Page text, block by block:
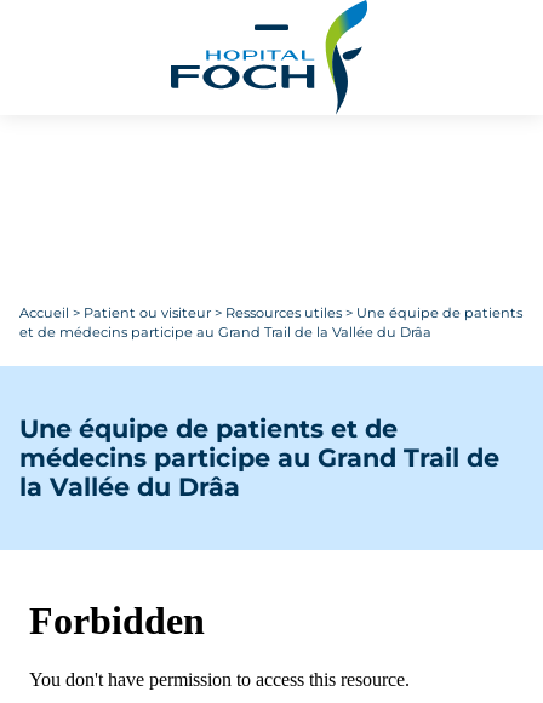
Accueil > Patient ou visiteur > Ressources utiles > Une équipe de patients
et de médecins participe au Grand Trail de la Vallée du Drâa
Une équipe de patients et de
médecins participe au Grand Trail de
la Vallée du Drâa